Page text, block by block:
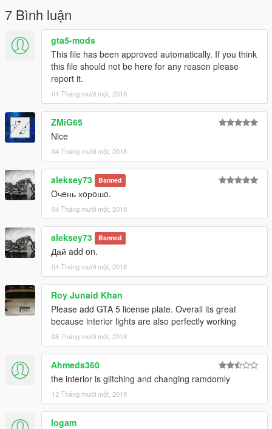
7 Bình luận
gta5-mods
This file has been approved automatically. If you think
this file should not be here for any reason please
report it.
04 Tháng mười một, 2018
ZMiG65
Nice
04 Tháng mười một, 2018
aleksey73 Banned
Oчeнь хoрoшo.
04 Tháng mười một, 2018
aleksey73 Banned
Дай add on.
04 Tháng mười một, 2018
Roy Junaid Khan
Please add GTA 5 license plate. Overall its great
because interior lights are also perfectly working
08 Tháng mười một, 2018
Ahmeds360
the interior is glitching and changing ramdomly
12 Tháng mười một, 2019
logam